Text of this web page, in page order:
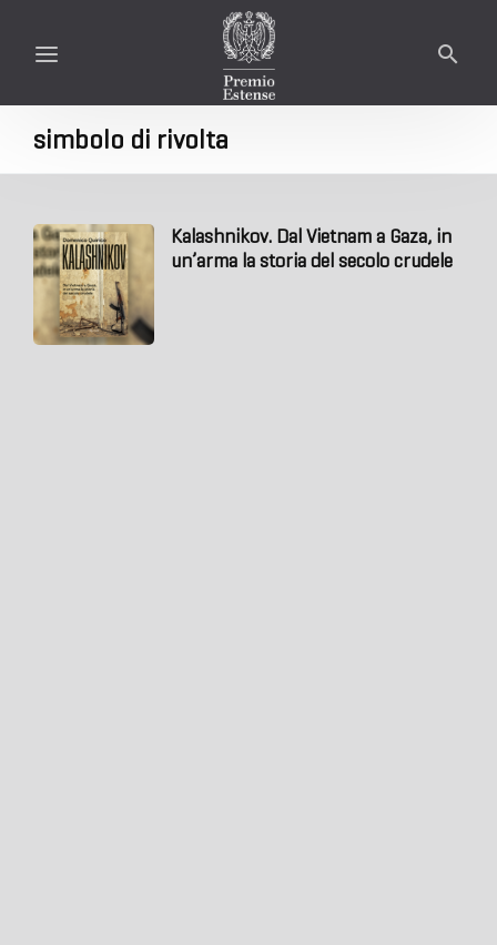
simbolo di rivolta
Kalashnikov. Dal Vietnam a Gaza, in
un’arma la storia del secolo crudele